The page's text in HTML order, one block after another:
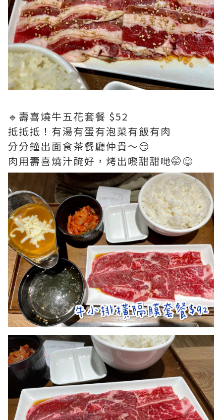
🔹壽喜燒牛五花套餐 $52
抵抵抵！有湯有蛋有泡菜有飯有肉
分分鐘出面食茶餐廳仲貴～😏
肉用壽喜燒汁醃好，烤出嚟甜甜哋🤭😋